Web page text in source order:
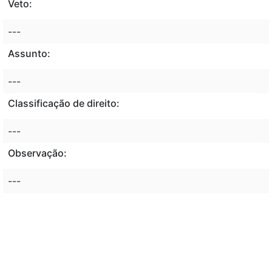
Veto:
---
Assunto:
---
Classificação de direito:
---
Observação:
---